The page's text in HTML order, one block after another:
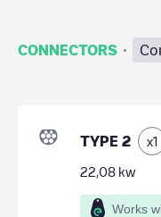
CONNECTORS ·
TYPE 2 x1
22,08 kw
Works